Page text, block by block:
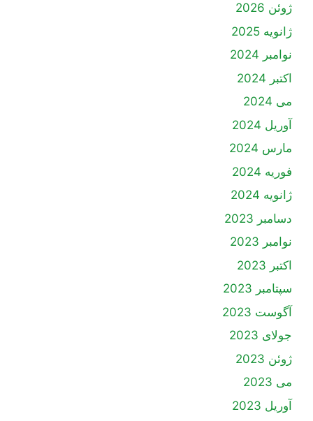
ژوئن 2026
ژانویه 2025
نوامبر 2024
اکتبر 2024
می 2024
آوریل 2024
مارس 2024
فوریه 2024
ژانویه 2024
دسامبر 2023
نوامبر 2023
اکتبر 2023
سپتامبر 2023
آگوست 2023
جولای 2023
ژوئن 2023
می 2023
آوریل 2023